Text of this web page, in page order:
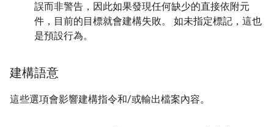
誤而非警告，因此如果發現任何缺少的直接依附元
件，目前的目標就會建構失敗。 如未指定標記，這也
是預設行為。
建構語意
這些選項會影響建構指令和/或輸出檔案內容。